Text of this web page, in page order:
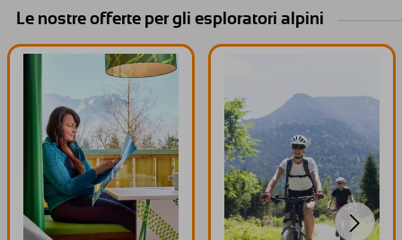
Le nostre offerte per gli esploratori alpini